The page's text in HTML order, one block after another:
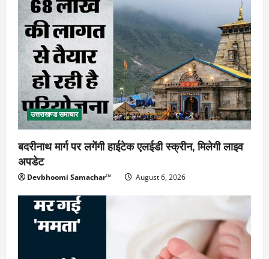
उत्तराखण्ड समाचार
बदरीनाथ मार्ग पर लगेंगी हाईटेक एलईडी स्क्रीन, मिलेगी लाइव
अपडेट
Devbhoomi Samachar™ August 6, 2026